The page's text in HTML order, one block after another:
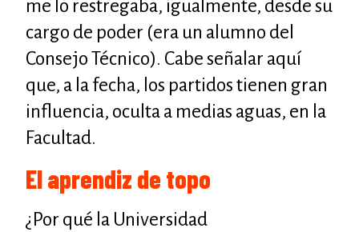
me lo restregaba, igualmente, desde su
cargo de poder (era un alumno del
Consejo Técnico). Cabe señalar aquí
que, a la fecha, los partidos tienen gran
influencia, oculta a medias aguas, en la
Facultad.
El aprendiz de topo
¿Por qué la Universidad